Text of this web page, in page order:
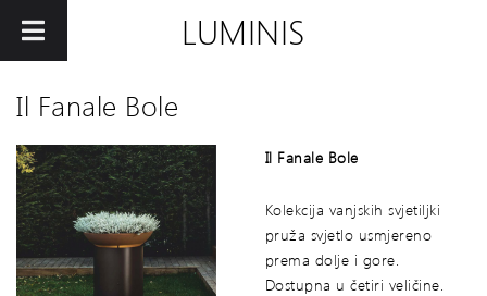
LUMINIS
Il Fanale Bole
Il Fanale Bole
Kolekcija vanjskih svjetiljki
pruža svjetlo usmjereno
prema dolje i gore.
Dostupna u četiri veličine.